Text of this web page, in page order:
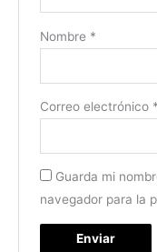
Nombre *
Correo electrónico *
Guarda mi
navegador para la